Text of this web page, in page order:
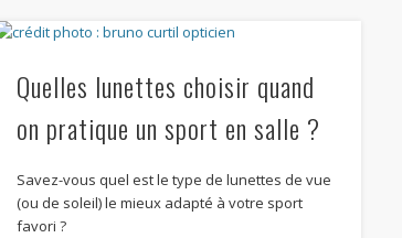
Quelles lunettes choisir quand
on pratique un sport en salle ?
Savez-vous quel est le type de lunettes de vue
(ou de soleil) le mieux adapté à votre sport
favori ?